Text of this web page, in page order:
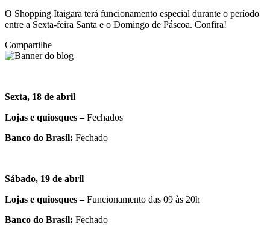
O Shopping Itaigara terá funcionamento especial durante o período
entre a Sexta-feira Santa e o Domingo de Páscoa. Confira!
Compartilhe
Sexta, 18 de abril
Lojas e quiosques –Fechados
Banco do Brasil: Fechado
Sábado, 19 de abril
Lojas e quiosques –Funcionamento das 09 às 20h
Banco do Brasil: Fechado